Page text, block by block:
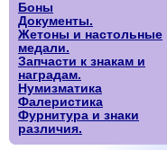
Боны
Документы.
Жетоны и настольные
медали.
Запчасти к знакам и
наградам.
Нумизматика
Фалеристика
Фурнитура и знаки
различия.